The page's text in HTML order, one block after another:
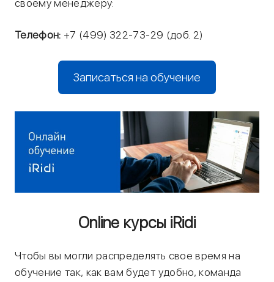
своему менеджеру:
Телефон: +7 (499) 322-73-29 (доб. 2)
Записаться на обучение
Online курсы iRidi
Чтобы вы могли распределять свое время на
обучение так, как вам будет удобно, команда